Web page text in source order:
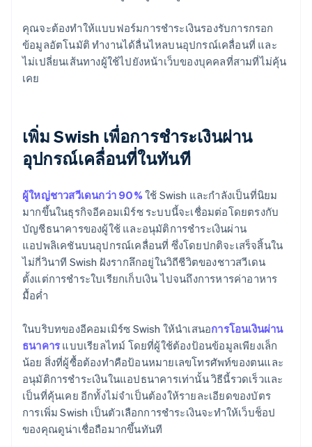
คุณจะต้องทำให้แบบฟอร์มการชำระเงินรองรับการกรอก
ข้อมูลอัตโนมัติ ทำงานได้ลื่นไหลบนอุปกรณ์เคลื่อนที่ และ
ไม่เปลี่ยนเส้นทางผู้ใช้ไปยังหน้าเว็บของบุคคลที่สามที่ไม่คุ้น
เคย
เพิ่ม Swish เพื่อการชำระเงินผ่าน
อุปกรณ์เคลื่อนที่ในทันที
ผู้ใหญ่ชาวสวีเดนกว่า 90%ใช้ Swish และกำลังเป็นที่นิยม
มากขึ้นในธุรกิจอีคอมเมิร์ซ ระบบนี้จะเชื่อมต่อโดยตรงกับ
บัญชีธนาคารของผู้ใช้ และอนุมัติการชำระเงินผ่าน
แอปพลิเคชันบนอุปกรณ์เคลื่อนที่ ซึ่งโดยปกติจะเสร็จสิ้นใน
ไม่กี่วินาที Swish ฝังรากลึกอยู่ในวิถีชีวิตของชาวสวีเดน
ตั้งแต่การชำระใบเรียกเก็บเงิน ไปจนถึงการหารค่าอาหาร
มื้อค่ำ
ในบริบทของอีคอมเมิร์ซ Swish ให้นำเสนอการโอนเงินผ่าน
ธนาคารแบบเรียลไทม์ โดยที่ผู้ใช้ต้องป้อนข้อมูลเพียงเล็ก
น้อย สิ่งที่ผู้ซื้อต้องทำคือป้อนหมายเลขโทรศัพท์ของตนและ
อนุมัติการชำระเงินในแอปธนาคารเท่านั้น วิธีนี้รวดเร็วและ
เป็นที่คุ้นเคย อีกทั้งไม่จำเป็นต้องให้รายละเอียดของบัตร
การเพิ่ม Swish เป็นตัวเลือกการชำระเงินจะทำให้เว็บช็อป
ของคุณดูน่าเชื่อถือมากขึ้นทันที